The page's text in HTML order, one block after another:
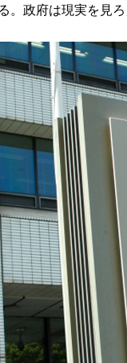
。政府は現実を見